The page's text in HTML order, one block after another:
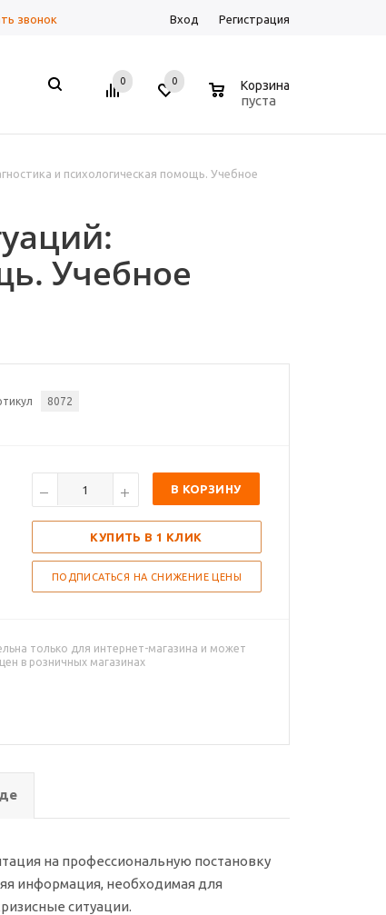
звонок Вход Регистрация
0 0 Корзина
пуста
и психологическая помощь. Учебное
Учебное
8072
В КОРЗИНУ
КУПИТЬ В 1 КЛИК
ПОДПИСАТЬСЯ НА СНИЖЕНИЕ ЦЕНЫ
только для интернет-магазина и может
в розничных магазинах
на профессиональную постановку
информация, необходимая для
ситуации.